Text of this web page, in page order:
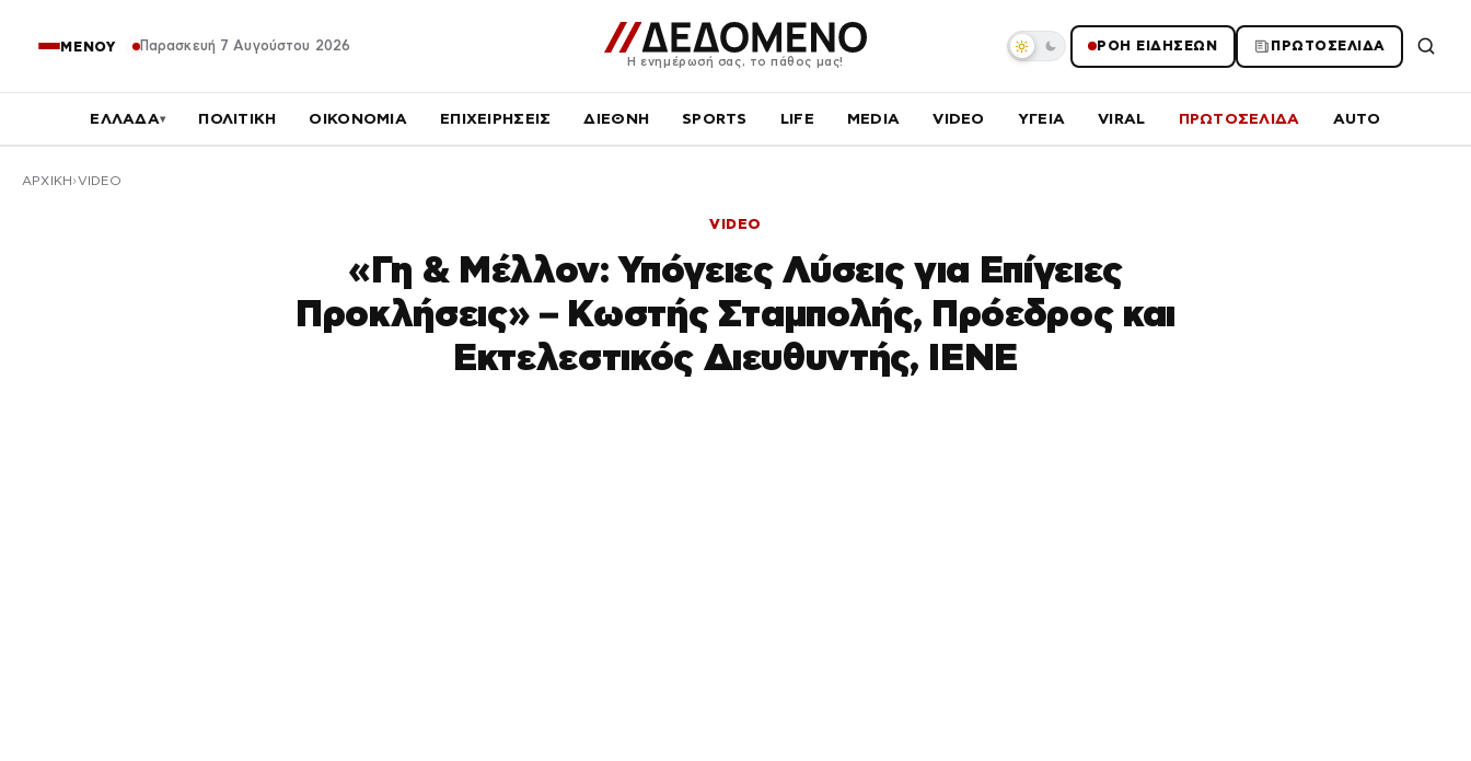
ΜΕΝΟΥ Παρασκευή 7 Αυγούστου 2026
Η ενημέρωσή σας, το πάθος μας!
ΡΟΗ ΕΙΔΗΣΕΩΝ ΠΡΩΤΟΣΕΛΙΔΑ
ΕΛΛΑΔΑ▾ ΠΟΛΙΤΙΚΗ ΟΙΚΟΝΟΜΙΑ ΕΠΙΧΕΙΡΗΣΕΙΣ ΔΙΕΘΝΗ SPORTS LIFE MEDIA VIDEO ΥΓΕΙΑ VIRAL ΠΡΩΤΟΣΕΛΙΔΑ AUTO
ΑΡΧΙΚΉ VIDEO
VIDEO
«Γη & Μέλλον: Υπόγειες Λύσεις για Επίγειες
Προκλήσεις» – Κωστής Σταμπολής, Πρόεδρος και
Εκτελεστικός Διευθυντής, IENE